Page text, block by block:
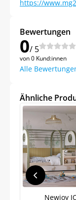
https://
Bewertungen
0/ 5
von 0 Kund:innen
Alle
Ähnliche
Newjoy